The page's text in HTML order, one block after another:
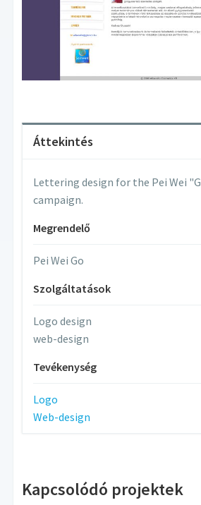
Áttekintés
Lettering design for the Pei Wei
campaign.
Megrendelő
Pei Wei Go
Szolgáltatások
Logo design
web-design
Tevékenység
Logo
Web-design
Kapcsolódó projektek